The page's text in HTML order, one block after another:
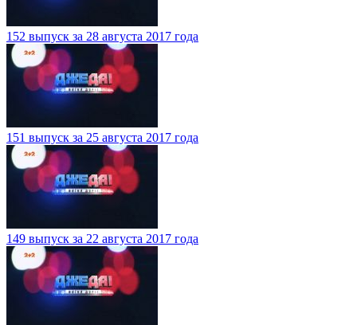
152 выпуск за 28 августа 2017 года
151 выпуск за 25 августа 2017 года
149 выпуск за 22 августа 2017 года